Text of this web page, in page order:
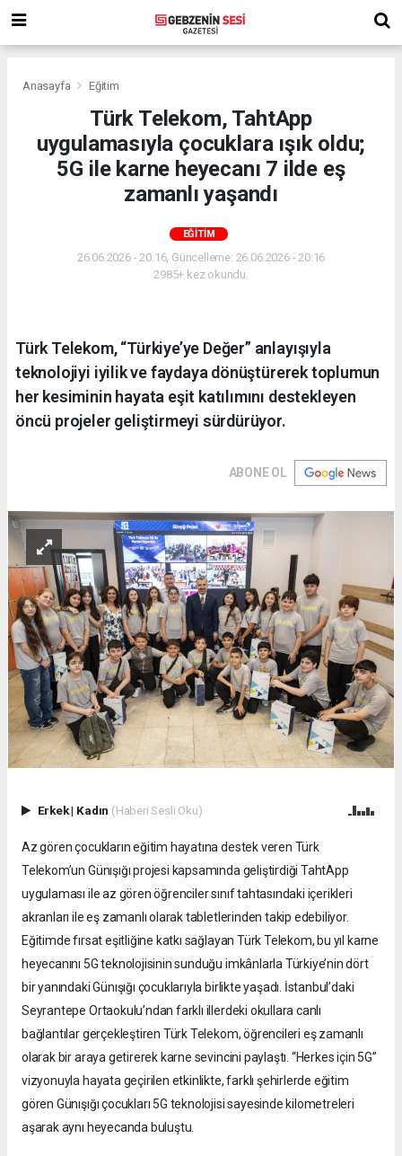
Anasayfa Eğitim
Türk Telekom, TahtApp
uygulamasıyla çocuklara ışık oldu;
5G ile karne heyecanı 7 ilde eş
zamanlı yaşandı
EĞITIM
26.06.2026 - 20:16, Güncelleme: 26.06.2026 - 20:16
2985+ kez okundu.
Türk Telekom, “Türkiye’ye Değer” anlayışıyla
teknolojiyi iyilik ve faydaya dönüştürerek toplumun
her kesiminin hayata eşit katılımını destekleyen
öncü projeler geliştirmeyi sürdürüyor.
ABONE OL
Erkek| Kadın (Haberi Sesli Oku)
Az gören çocukların eğitim hayatına destek veren Türk
Telekom’un Günışığı projesi kapsamında geliştirdiği TahtApp
uygulaması ile az gören öğrenciler sınıf tahtasındaki içerikleri
akranları ile eş zamanlı olarak tabletlerinden takip edebiliyor.
Eğitimde fırsat eşitliğine katkı sağlayan Türk Telekom, bu yıl karne
heyecanını 5G teknolojisinin sunduğu imkânlarla Türkiye’nin dört
bir yanındaki Günışığı çocuklarıyla birlikte yaşadı. İstanbul’daki
Seyrantepe Ortaokulu’ndan farklı illerdeki okullara canlı
bağlantılar gerçekleştiren Türk Telekom, öğrencileri eş zamanlı
olarak bir araya getirerek karne sevincini paylaştı. “Herkes için 5G”
vizyonuyla hayata geçirilen etkinlikte, farklı şehirlerde eğitim
gören Günışığı çocukları 5G teknolojisi sayesinde kilometreleri
aşarak aynı heyecanda buluştu.